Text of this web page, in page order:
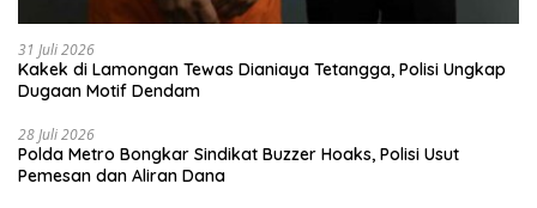
31 Juli 2026
Kakek di Lamongan Tewas Dianiaya Tetangga, Polisi Ungkap
Dugaan Motif Dendam
28 Juli 2026
Polda Metro Bongkar Sindikat Buzzer Hoaks, Polisi Usut
Pemesan dan Aliran Dana